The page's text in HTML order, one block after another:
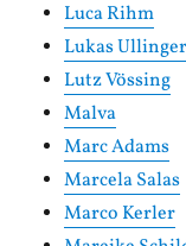
Luca Rihm
Lukas Ullinger
Lutz Vössing
Malva
Marc Adams
Marcela Salas
Marco Kerler